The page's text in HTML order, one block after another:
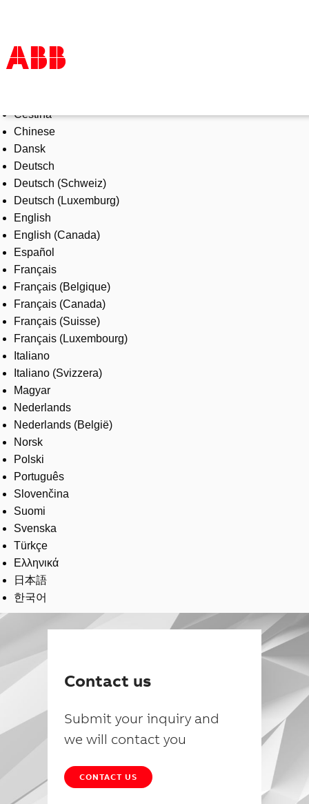
Products & Solutions
Industries
Services
About us
Where to buy
Contact us
Careers
Čeština
Chinese
Dansk
Deutsch
Deutsch (Schweiz)
Deutsch (Luxemburg)
English
English (Canada)
Español
Français
Français (Belgique)
Français (Canada)
Français (Suisse)
Français (Luxembourg)
Italiano
Italiano (Svizzera)
Magyar
Nederlands
Nederlands (België)
Norsk
Polski
Português
Slovenčina
Suomi
Svenska
Türkçe
Ελληνικά
日本語
한국어
Contact us
Submit your inquiry and
we will contact you
CONTACT US